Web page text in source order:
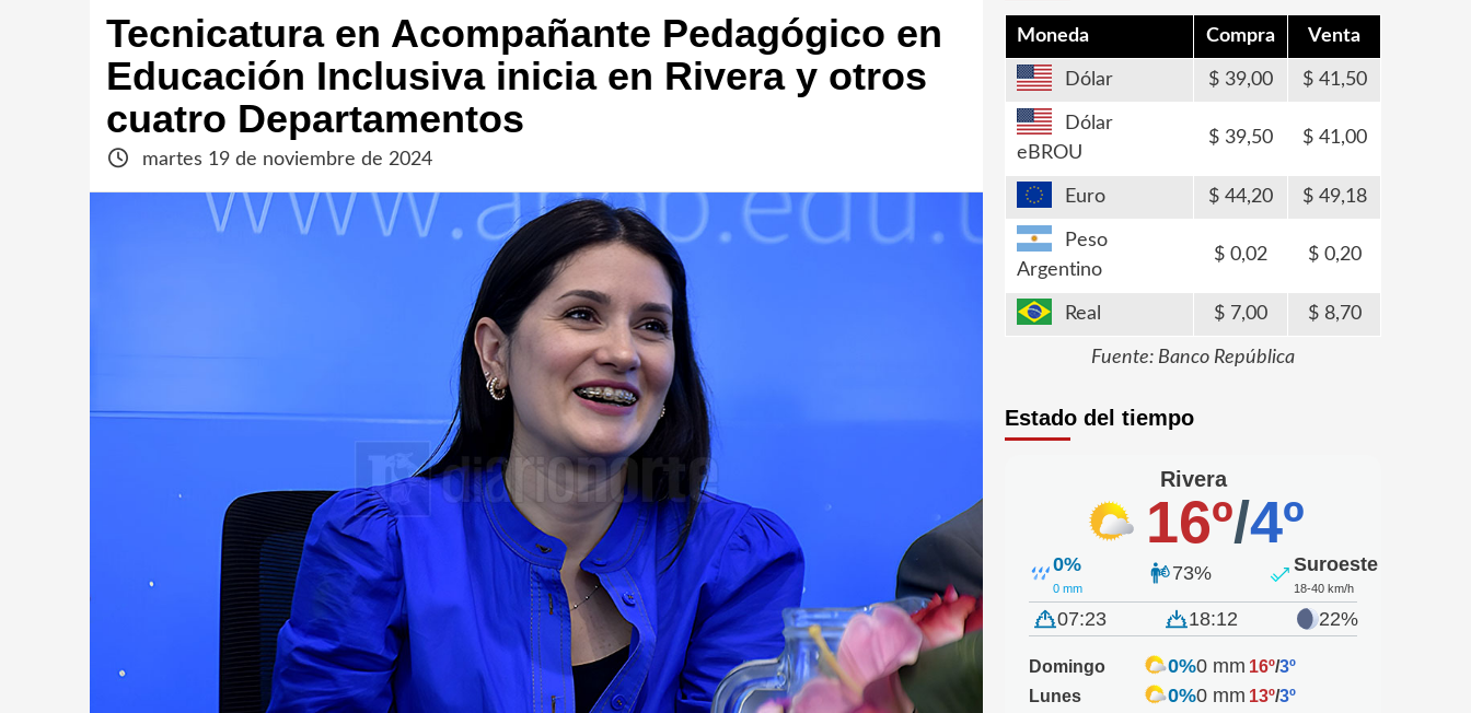
Tecnicatura en Acompañante Pedagógico en
Educación Inclusiva inicia en Rivera y otros
cuatro Departamentos
martes 19 de noviembre de 2024
Moneda Compra Venta
Dólar 39,00 41,50
Dólar
eBROU
39,50 41,00
Euro 44,20 49,18
Peso
Argentino
0,02 0,20
Real 7,00 8,70
Fuente: Banco República
Estado del tiempo
Rivera
16º/4º
0%
0 mm
73% Suroeste
18-40 km/h
07:23 18:12 22%
Domingo 0%0 mm 16º/3º
Lunes
0%0 mm 13º/3º